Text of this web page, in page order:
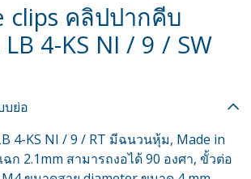
clips คลิปปากคีบ
4-KS NI / 9 / SW
บย่อ
4-KS NI / 9 / RT มีฉนวนหุ้ม, Made in
ก 2.1mm สามารถงอได้ 90 องศา, ขั้วต่อ